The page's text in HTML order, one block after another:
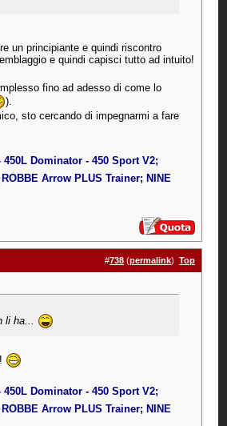
un principiante e quindi riscontro
e quindi capisci tutto ad intuito!
fino ad adesso di come lo
).
sto cercando di impegnarmi a fare
450L Dominator - 450 Sport V2;
Arrow PLUS Trainer; NINE
#738 (permalink) Top
li ha...
450L Dominator - 450 Sport V2;
Arrow PLUS Trainer; NINE